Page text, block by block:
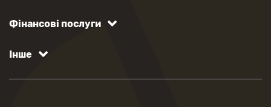
Фінансові послуги
Інше